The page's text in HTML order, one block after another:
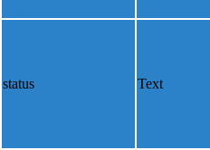
status Text